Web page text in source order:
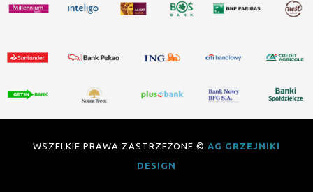
WSZELKIE PRAWA ZASTRZEŻONE © AG GRZEJNIKI
DESIGN